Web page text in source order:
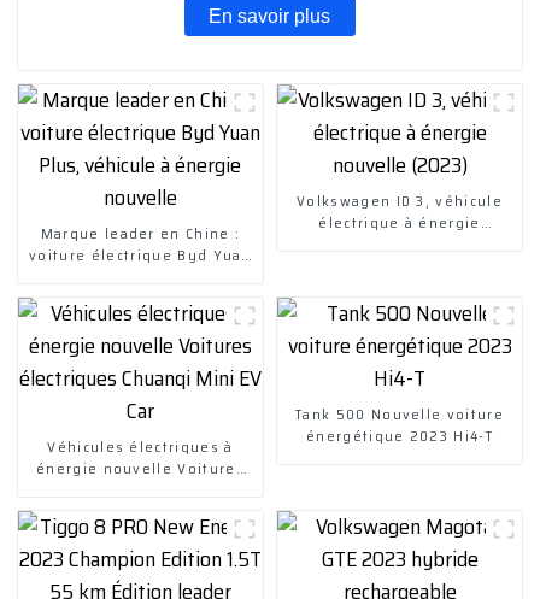
En savoir plus
Marque leader en Chine :
voiture électrique Byd Yuan
Volkswagen ID 3, véhicule
électrique à énergie
Véhicules électriques à
énergie nouvelle Voitures
Tank 500 Nouvelle voiture
énergétique 2023 Hi4-T